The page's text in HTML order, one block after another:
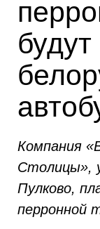
Компания
Столицы»,
Пулково,
перронной